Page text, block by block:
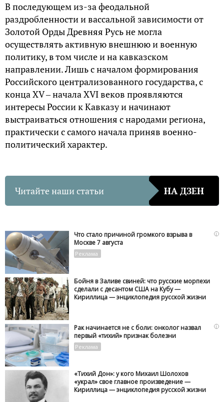
В последующем из-за феодальной
раздробленности и вассальной зависимости от
Золотой Орды Древняя Русь не могла
осуществлять активную внешнюю и военную
политику, в том числе и на кавказском
направлении. Лишь с началом формирования
Российского централизованного государства, с
конца XV ‒ начала XVI веков проявляются
интересы России к Кавказу и начинают
выстраиваться отношения с народами региона,
практически с самого начала приняв военно-
политический характер.
Читайте наши статьи НА ДЗЕН
i
Что стало причиной громкого взрыва в
Москве 7 августа
Бойня в Заливе свиней: что русские морпехи
сделали с десантом США на Кубу —
Кириллица — энциклопедия русской жизни
i
Рак начинается не с боли: онколог назвал
первый «тихий» признак болезни
«Тихий Дон»: у кого Михаил Шолохов
«украл» свое главное произведение —
Кириллица — энциклопедия русской жизни